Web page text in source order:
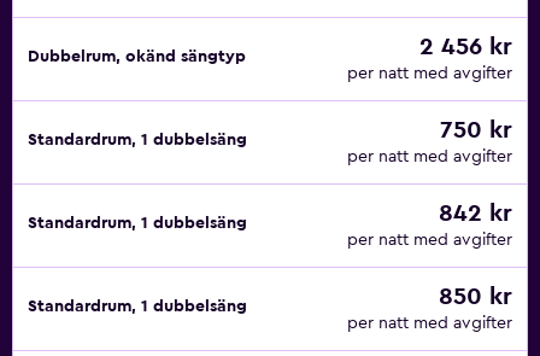
Dubbelrum, okänd sängtyp 2 456 kr
per natt med avgifter
Standardrum, 1 dubbelsäng 750 kr
per natt med avgifter
Standardrum, 1 dubbelsäng 842 kr
per natt med avgifter
Standardrum, 1 dubbelsäng 850 kr
per natt med avgifter